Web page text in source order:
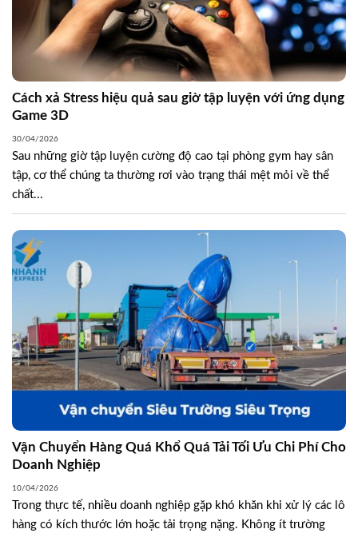
Cách xả Stress hiệu quả sau giờ tập luyện với ứng dụng
Game 3D
30/04/2026
Sau những giờ tập luyện cường độ cao tại phòng gym hay sân
tập, cơ thể chúng ta thường rơi vào trạng thái mệt mỏi về thể
chất...
Vận Chuyển Hàng Quá Khổ Quá Tải Tối Ưu Chi Phí Cho
Doanh Nghiệp
10/04/2026
Trong thực tế, nhiều doanh nghiệp gặp khó khăn khi xử lý các lô
hàng có kích thước lớn hoặc tải trọng nặng. Không ít trường